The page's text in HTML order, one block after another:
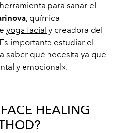
para sanar el
, química
yoga facial y creadora del
Es importante estudiar el
saber qué necesita ya que
y emocional ».
HEALING